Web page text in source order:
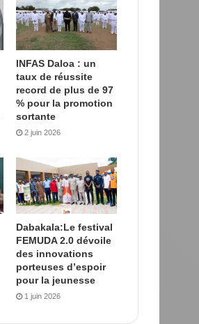
INFAS Daloa : un
taux de réussite
record de plus de 97
% pour la promotion
sortante
2 juin 2026
Dabakala:Le festival
FEMUDA 2.0 dévoile
des innovations
porteuses d’espoir
pour la jeunesse
1 juin 2026